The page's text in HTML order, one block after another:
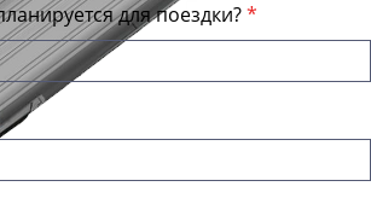
для поездки?